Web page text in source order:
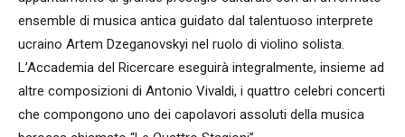
ensemble di musica antica guidato dal talentuoso interprete
ucraino Artem Dzeganovskyi nel ruolo di violino solista.
L’Accademia del Ricercare eseguirà integralmente, insieme ad
altre composizioni di Antonio Vivaldi, i quattro celebri concerti
che compongono uno dei capolavori assoluti della musica